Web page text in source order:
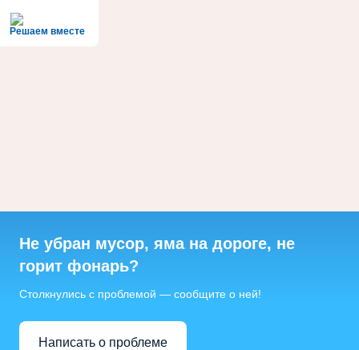
Решаем вместе
Не убран мусор, яма на дороге, не
горит фонарь?
Столкнулись с проблемой — сообщите о ней!
Написать о проблеме